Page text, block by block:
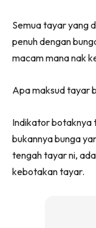
Semua tayar yang
penuh dengan
macam mana nak
Apa maksud tayar
Indikator botaknya
bukannya bunga
tengah tayar ni,
kebotakan tayar.